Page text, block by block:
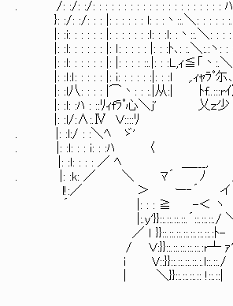
. /: :/: :/: : : : : : : : : : : : : : : : : : : : : ﾊ: :
}: :/: :/: : : |: : : : : : l: : :丶::.＼: : : : : :.ｌ: :
|: :i: : : : : : |: : : : : : :l: : :l: :丶::.＼: : :
|: :l: : : : : : |: ｌ: : : : : |: : :ﾄ､: :.＼:.:ヽ: : :
|: :l: : : : : : |: |: : : : ::.|: : :L,ｨ≦「丶:.＼:
|: :ｌ:ｌ: : : : : |: i: : : : : :|: : :l ,.ｨｬﾗﾟ尓､
|: :l八: : : : |⌒丶: : :.|从:| ﾄf..:::rｲ〉|: :
|: :l: :ﾊ : ::ﾘｨfﾗﾟ心＼j' 乂ｚ少 |: :
|: :l/:∧:.Ⅳ Ｖ::::ﾘ |: : i／
. |: :l:/ : :＼ﾍ ゞ' |／ / /:
. |: :l: : : i: : :ﾊ 〈 / /: : :
|: :l: : : : ／ ﾍ ＿___, /: : :
. |: :k: ／ ＼ ﾏ´ ﾉ ／ /: : : :
l!:／ ＞ ー‐´ イ /: : : : :
´ |: : : ≧ -＜ ヽ /: :
|:.y'}}::.::.::.::.´::.::.::./
／ ｌ
/ Ｖ
i
| ＼}}::.::.::.::